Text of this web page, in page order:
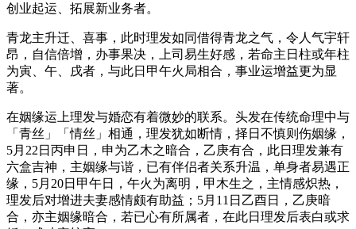
创业起运、拓展新业务者。
青龙主升迁、喜事，此时理发如同借得青龙之气，令人气宇轩
昂，自信倍增，办事果决，上司易生好感，若命主日柱或年柱
为寅、午、戌者，与此日甲午火局相合，事业运增益更为显
著。
在姻缘运上理发与婚恋有着微妙的联系。头发在传统命理中与
「青丝」「情丝」相通，理发犹如断情，择日不慎则伤姻缘，
5月22日丙申日，申为乙木之暗合，乙庚有合，此日理发兼有
六盒吉神，主姻缘与谐，已有伴侣者关系升温，单身者易遇正
缘，5月20日甲午日，午火为离明，甲木生之，主情感炽热，
理发后对增进夫妻感情颇有助益；5月11日乙酉日，乙庚暗
合，亦主姻缘暗合，若已心有所属者，在此日理发后表白或求